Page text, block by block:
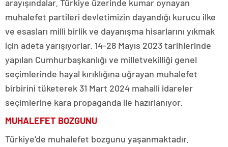
arayışındalar. Türkiye üzerinde kumar oynayan
muhalefet partileri devletimizin dayandığı kurucu ilke
ve esasları milli birlik ve dayanışma hisarlarını yıkmak
için adeta yarışıyorlar. 14-28 Mayıs 2023 tarihlerinde
yapılan Cumhurbaşkanlığı ve milletvekilliği genel
seçimlerinde hayal kırıklığına uğrayan muhalefet
birbirini tüketerek 31 Mart 2024 mahalli idareler
seçimlerine kara propaganda ile hazırlanıyor.
MUHALEFET BOZGUNU
Türkiye’de muhalefet bozgunu yaşanmaktadır.